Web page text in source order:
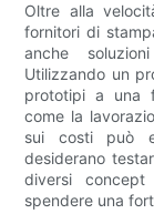
Oltre alla
fornitori di
anche
Utilizzando un
prototipi a una
come la
sui costi può
desiderano
diversi
spendere una